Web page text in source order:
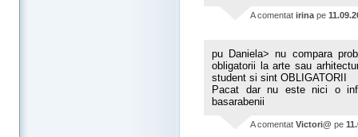
A comentat irina pe
pu Daniela> nu compara
obligatorii la arte sau
student si sint OBLIGATORII
Pacat dar nu este nici o
basarabenii
A comentat Victori@ pe